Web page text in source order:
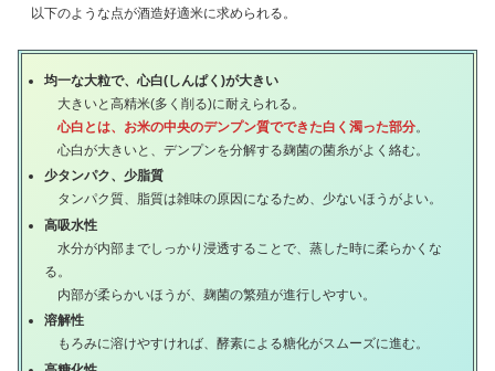
以下のような点が酒造好適米に求められる。
均一な大粒で、心白(しんぱく)が大きい
大きいと高精米(多く削る)に耐えられる。
心白とは、お米の中央のデンプン質でできた白く濁った部分。
心白が大きいと、デンプンを分解する麹菌の菌糸がよく絡む。
少タンパク、少脂質
タンパク質、脂質は雑味の原因になるため、少ないほうがよい。
高吸水性
水分が内部までしっかり浸透することで、蒸した時に柔らかくな
る。
内部が柔らかいほうが、麹菌の繁殖が進行しやすい。
溶解性
もろみに溶けやすければ、酵素による糖化がスムーズに進む。